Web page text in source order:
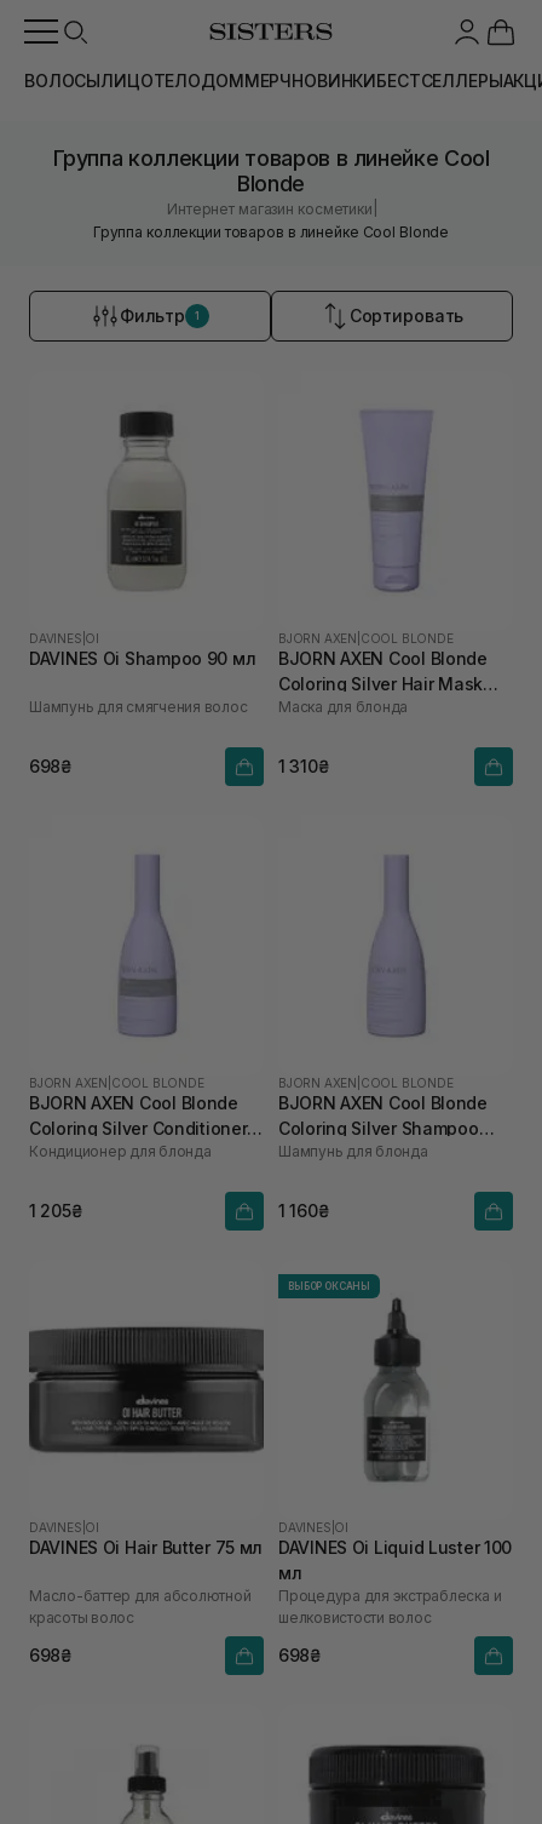
ВОЛОСЫЛИЦОТЕЛОДОММЕРЧНОВИНКИБЕСТСЕЛЛЕРЫ
Группа коллекции товаров в линейке Cool
Blonde
Интернет магазин косметики
Группа коллекции товаров в линейке Cool Blonde
Фильтр 1 Сортировать
DAVINES OI
DAVINES Oi Shampoo 90 мл
Шампунь для смягчения волос
698₴
BJORN AXEN COOL BLONDE
BJORN AXEN Cool Blonde
Coloring Silver Hair Mask
200 мл
Маска для блонда
1 310₴
BJORN AXEN COOL BLONDE
BJORN AXEN Cool Blonde
Coloring Silver Conditioner
250 мл
Кондиционер для блонда
1 205₴
BJORN AXEN COOL BLONDE
BJORN AXEN Cool Blonde
Coloring Silver Shampoo
250 мл
Шампунь для блонда
1 160₴
DAVINES OI
DAVINES Oi Hair Butter 75 мл
Масло-баттер для абсолютной
красоты волос
698₴
ВЫБОР ОКСАНЫ
DAVINES OI
DAVINES Oi Liquid Luster 100
мл
Процедура для экстраблеска и
шелковистости волос
698₴